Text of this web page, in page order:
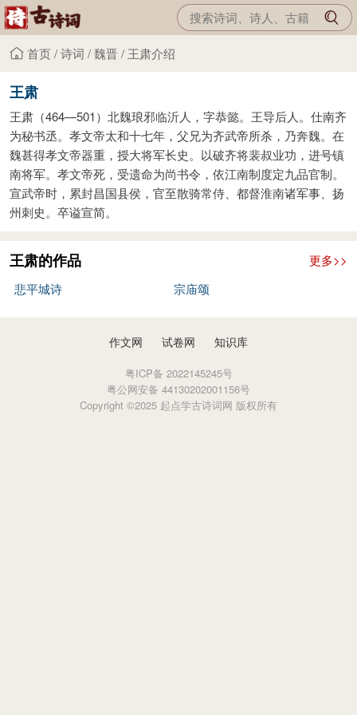
首页/诗词 /魏晋/ 王肃介绍
王肃
王肃（464—501）北魏琅邪临沂人，字恭懿。王导后人。仕南齐
为秘书丞。孝文帝太和十七年，父兄为齐武帝所杀，乃奔魏。在
魏甚得孝文帝器重，授大将军长史。以破齐将裴叔业功，进号镇
南将军。孝文帝死，受遗命为尚书令，依江南制度定九品官制。
宣武帝时，累封昌国县侯，官至散骑常侍、都督淮南诸军事、扬
州刺史。卒谥宣简。
王肃的作品
更多>>
悲平城诗
宗庙颂
作文网 试卷网 知识库
粤ICP备 2022145245号
粤公网安备 44130202001156号
Copyright ©2025 起点学古诗词网 版权所有